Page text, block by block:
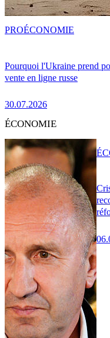
Pourquoi l'Ukraine prend
vente en ligne russe
30.07.2026
PROÉCONOMIE
ÉCONOMIE